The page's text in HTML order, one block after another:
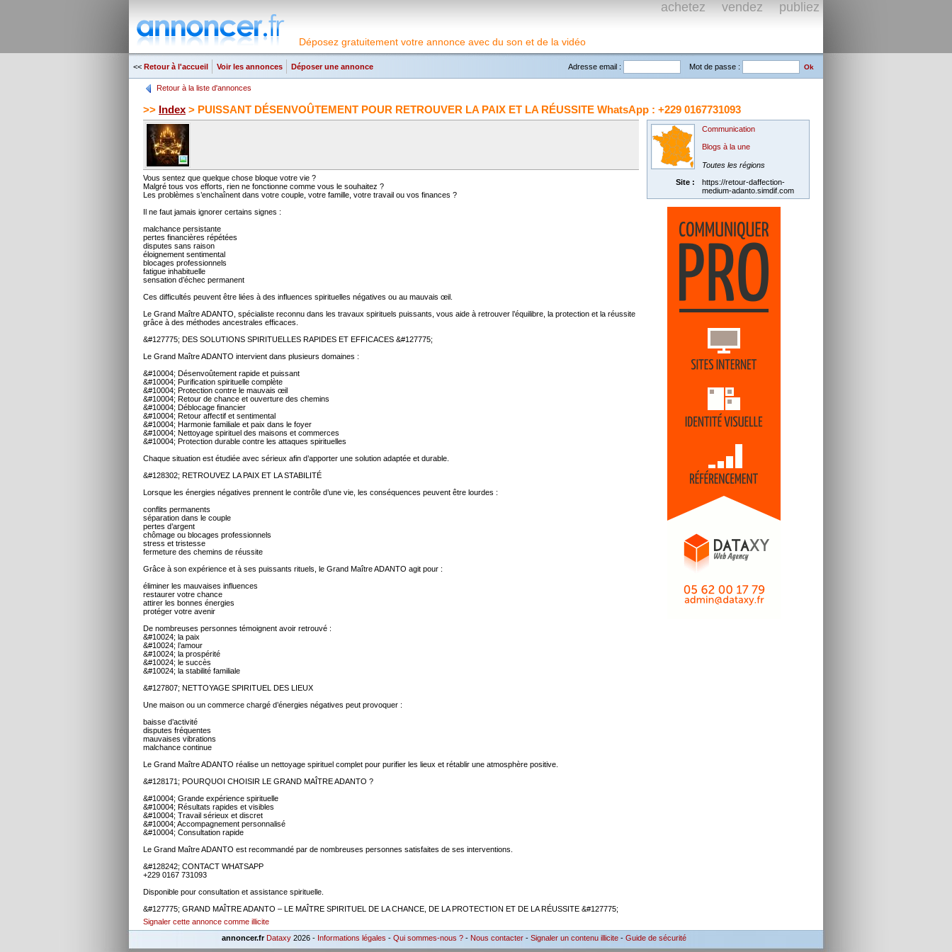
achetez vendez publiez
Déposez gratuitement votre annonce avec du son et de la vidéo
<< Retour à l'accueil Voir les annonces Déposer une annonce Adresse email : Mot de passe :
Retour à la liste d'annonces
>> Index > PUISSANT DÉSENVOÛTEMENT POUR RETROUVER LA PAIX ET LA RÉUSSITE WhatsApp : +229 0167731093
Communication
Blogs à la une
Toutes les régions
Site :
https://retour-daffection-
medium-adanto.simdif.com
Vous sentez que quelque chose bloque votre vie ?
Malgré tous vos efforts, rien ne fonctionne comme vous le souhaitez ?
Les problèmes s’enchaînent dans votre couple, votre famille, votre travail ou vos finances ?
Il ne faut jamais ignorer certains signes :
malchance persistante
pertes financières répétées
disputes sans raison
éloignement sentimental
blocages professionnels
fatigue inhabituelle
sensation d’échec permanent
Ces difficultés peuvent être liées à des influences spirituelles négatives ou au mauvais œil.
Le Grand Maître ADANTO, spécialiste reconnu dans les travaux spirituels puissants, vous aide à retrouver l’équilibre, la protection et la réussite
grâce à des méthodes ancestrales efficaces.
&#127775; DES SOLUTIONS SPIRITUELLES RAPIDES ET EFFICACES &#127775;
Le Grand Maître ADANTO intervient dans plusieurs domaines :
&#10004; Désenvoûtement rapide et puissant
&#10004; Purification spirituelle complète
&#10004; Protection contre le mauvais œil
&#10004; Retour de chance et ouverture des chemins
&#10004; Déblocage financier
&#10004; Retour affectif et sentimental
&#10004; Harmonie familiale et paix dans le foyer
&#10004; Nettoyage spirituel des maisons et commerces
&#10004; Protection durable contre les attaques spirituelles
Chaque situation est étudiée avec sérieux afin d’apporter une solution adaptée et durable.
&#128302; RETROUVEZ LA PAIX ET LA STABILITÉ
Lorsque les énergies négatives prennent le contrôle d’une vie, les conséquences peuvent être lourdes :
conflits permanents
séparation dans le couple
pertes d’argent
chômage ou blocages professionnels
stress et tristesse
fermeture des chemins de réussite
Grâce à son expérience et à ses puissants rituels, le Grand Maître ADANTO agit pour :
éliminer les mauvaises influences
restaurer votre chance
attirer les bonnes énergies
protéger votre avenir
De nombreuses personnes témoignent avoir retrouvé :
&#10024; la paix
&#10024; l’amour
&#10024; la prospérité
&#10024; le succès
&#10024; la stabilité familiale
&#127807; NETTOYAGE SPIRITUEL DES LIEUX
Une maison ou un commerce chargé d’énergies négatives peut provoquer :
baisse d’activité
disputes fréquentes
mauvaises vibrations
malchance continue
Le Grand Maître ADANTO réalise un nettoyage spirituel complet pour purifier les lieux et rétablir une atmosphère positive.
&#128171; POURQUOI CHOISIR LE GRAND MAÎTRE ADANTO ?
&#10004; Grande expérience spirituelle
&#10004; Résultats rapides et visibles
&#10004; Travail sérieux et discret
&#10004; Accompagnement personnalisé
&#10004; Consultation rapide
Le Grand Maître ADANTO est recommandé par de nombreuses personnes satisfaites de ses interventions.
&#128242; CONTACT WHATSAPP
+229 0167 731093
Disponible pour consultation et assistance spirituelle.
&#127775; GRAND MAÎTRE ADANTO – LE MAÎTRE SPIRITUEL DE LA CHANCE, DE LA PROTECTION ET DE LA RÉUSSITE &#127775;
Signaler cette annonce comme illicite
annoncer.fr Dataxy 2026 - Informations légales - Qui sommes-nous ? - Nous contacter - Signaler un contenu illicite - Guide de sécurité